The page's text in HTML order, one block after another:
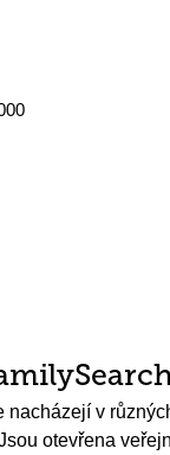
nacházejí v
otevřena